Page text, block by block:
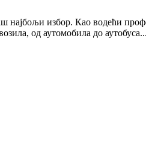
најбољи избор. Као водећи
од аутомобила до аутобуса...